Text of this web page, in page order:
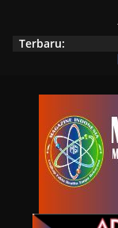
Terbaru: